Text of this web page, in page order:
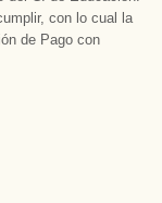
con lo cual la
de Pago con